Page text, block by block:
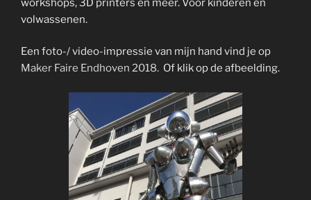
workshops, 3D printers en meer. Voor kinderen en
volwassenen.
Een foto-/ video-impressie van mijn hand vind je op
Maker Faire Endhoven 2018. Of klik op de afbeelding.